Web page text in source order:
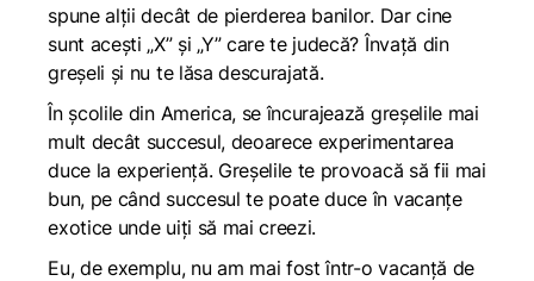
spune alții decât de pierderea banilor. Dar cine
sunt acești „X” și „Y” care te judecă? Învață din
greșeli și nu te lăsa descurajată.
În școlile din America, se încurajează greșelile mai
mult decât succesul, deoarece experimentarea
duce la experiență. Greșelile te provoacă să fii mai
bun, pe când succesul te poate duce în vacanțe
exotice unde uiți să mai creezi.
Eu, de exemplu, nu am mai fost într-o vacanță de